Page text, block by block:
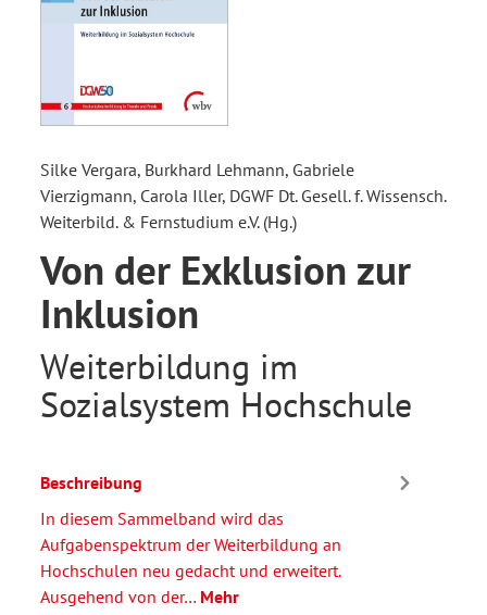
Silke Vergara, Burkhard Lehmann, Gabriele
Vierzigmann, Carola Iller, DGWF Dt. Gesell. f. Wissensch.
Weiterbild. & Fernstudium e.V. (Hg.)
Von der Exklusion zur
Inklusion
Weiterbildung im
Sozialsystem Hochschule
Beschreibung
In diesem Sammelband wird das
Aufgabenspektrum der Weiterbildung an
Hochschulen neu gedacht und erweitert.
Ausgehend von der… Mehr